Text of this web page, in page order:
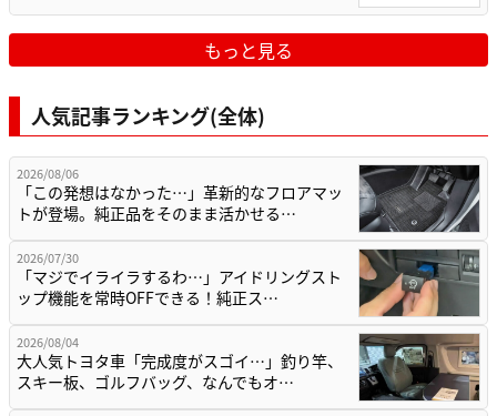
もっと見る
人気記事ランキング(全体)
2026/08/06
「この発想はなかった…」革新的なフロアマッ
トが登場。純正品をそのまま活かせる…
2026/07/30
「マジでイライラするわ…」アイドリングスト
ップ機能を常時OFFできる！純正ス…
2026/08/04
大人気トヨタ車「完成度がスゴイ…」釣り竿、
スキー板、ゴルフバッグ、なんでもオ…